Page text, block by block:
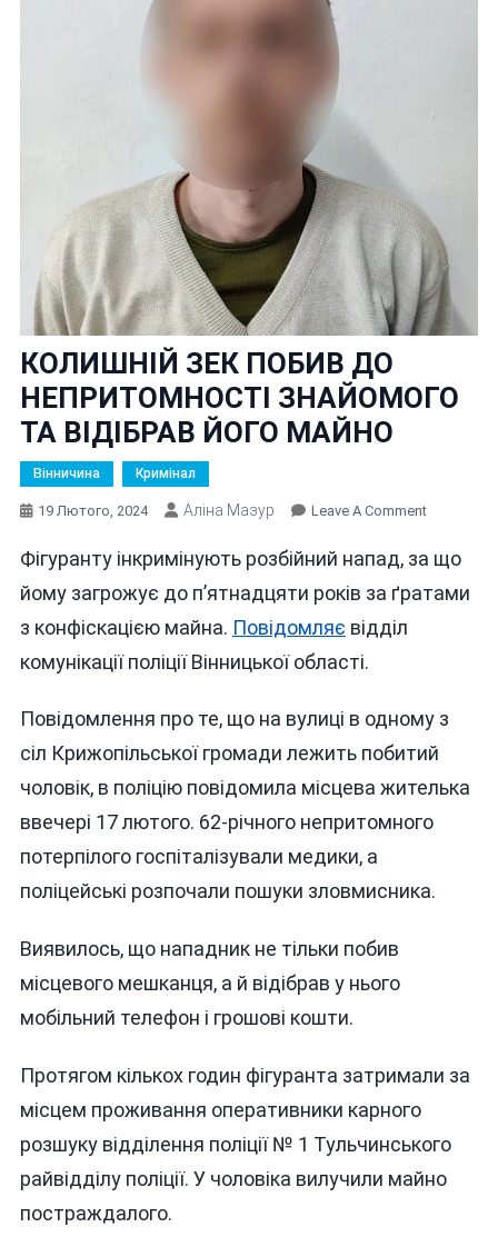
КОЛИШНІЙ ЗЕК ПОБИВ ДО
НЕПРИТОМНОСТІ ЗНАЙОМОГО
ТА ВІДІБРАВ ЙОГО МАЙНО
Вінничина Кримінал
19 Лютого, 2024 Аліна Мазур Leave A CommentOn
ЗЕК
ПОБИВ
ВІДІБРАВ
МАЙНО
Фігуранту інкримінують розбійний напад, за що
йому загрожує до п’ятнадцяти років за ґратами
з конфіскацією майна. Повідомляє відділ
комунікації поліції Вінницької області.
Повідомлення про те, що на вулиці в одному з
сіл Крижопільської громади лежить побитий
чоловік, в поліцію повідомила місцева жителька
ввечері 17 лютого. 62-річного непритомного
потерпілого госпіталізували медики, а
поліцейські розпочали пошуки зловмисника.
Виявилось, що нападник не тільки побив
місцевого мешканця, а й відібрав у нього
мобільний телефон і грошові кошти.
Протягом кількох годин фігуранта затримали за
місцем проживання оперативники карного
розшуку відділення поліції № 1 Тульчинського
райвідділу поліції. У чоловіка вилучили майно
постраждалого.